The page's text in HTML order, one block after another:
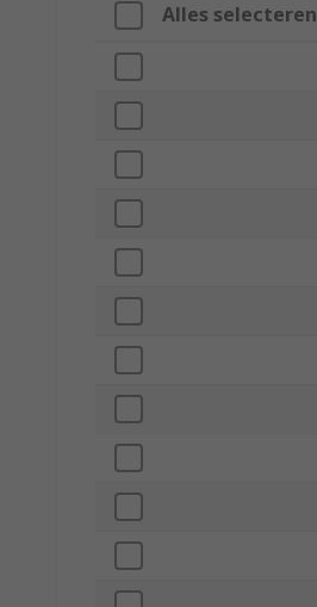
Alles selecteren